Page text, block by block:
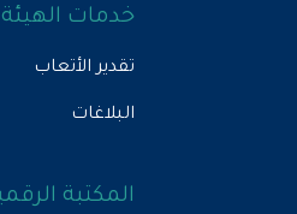
خدمات الهيئة
تقدير الأتعاب
البلاغات
المكتبة الرقمية